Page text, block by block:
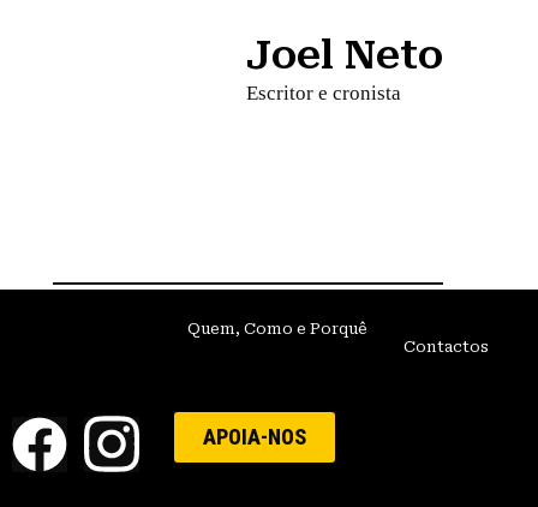
Joel Neto
Escritor e cronista
Quem, Como e Porquê
Contactos
APOIA-NOS